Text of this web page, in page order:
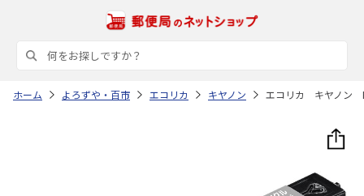
ホーム よろずや・百市 エコリカ キヤノン エコリカ キヤノン